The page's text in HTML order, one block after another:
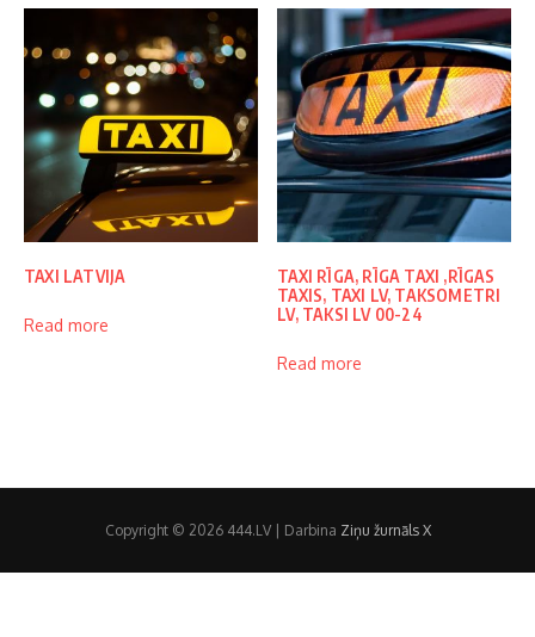
TAXI LATVIJA
Read more
TAXI RĪGA, RĪGA TAXI ,RĪGAS
TAXIS, TAXI LV, TAKSOMETRI
LV, TAKSI LV 00-24
Read more
Copyright © 2026 444.LV | Darbina Ziņu žurnāls X